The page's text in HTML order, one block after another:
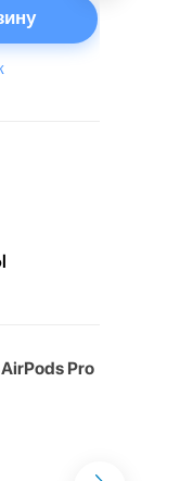
Pro